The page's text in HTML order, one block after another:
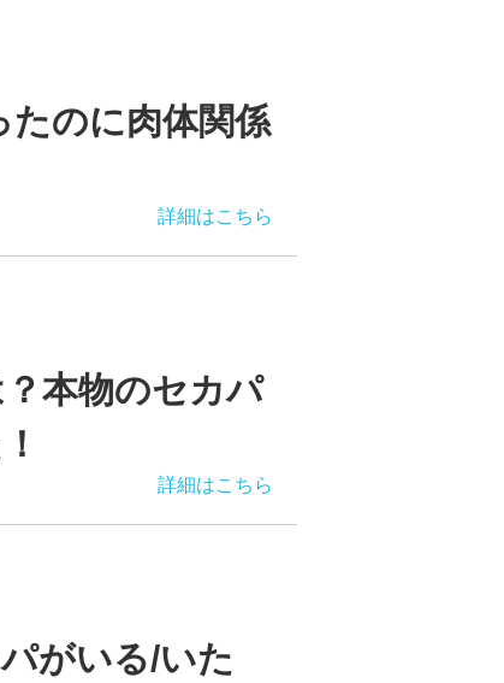
のに肉体関係
詳細はこちら
本物のセカパ
詳細はこちら
がいる/いた